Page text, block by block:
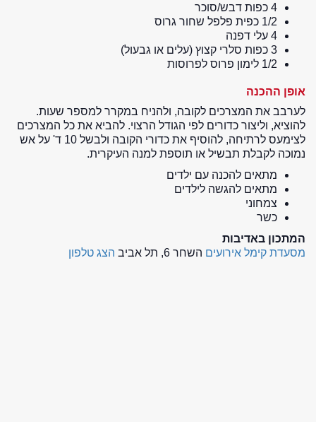
4 כפות דבש/סוכר
1/2 כפית פלפל שחור גרוס
4 עלי דפנה
3 כפות סלרי קצוץ (עלים או גבעול)
1/2 לימון פרוס לפרוסות
אופן ההכנה
לערבב את המצרכים לקובה, ולהניח במקרר למספר שעות.
להוציא, וליצור כדורים לפי הגודל הרצוי. להביא את כל המצרכים
לצימעס לרתיחה, להוסיף את כדורי הקובה ולבשל 10 ד' על אש
נמוכה לקבלת תבשיל או תוספת למנה העיקרית.
מתאים להכנה עם ילדים
מתאים להגשה לילדים
צמחוני
כשר
המתכון באדיבות
מסעדת קימל אירועים השחר 6, תל אביב הצג טלפון